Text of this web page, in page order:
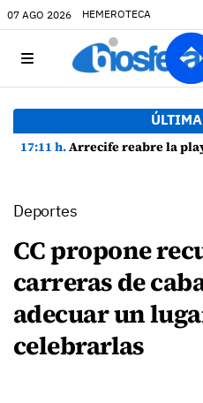
07 AGO 2026 HEMEROTECA
17:11 h.Arrecife reabre la playa de El Reducto con las
Deportes
CC propone
carreras de
adecuar un
celebrarlas